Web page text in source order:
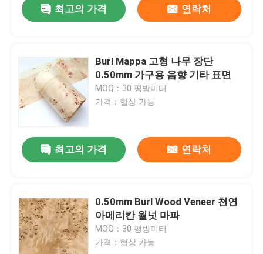
제품
우리에 대하여
공장 여행
연락주세요
최고의 가격 연락처
Burl Mappa 고형 나무 장단
0.50mm 가구용 음향 기타 표면
MOQ：30 평방미터
가격：협상 가능
최고의 가격 연락처
0.50mm Burl Wood Veneer 천연
아메리칸 월넛 마파
MOQ：30 평방미터
가격：협상 가능